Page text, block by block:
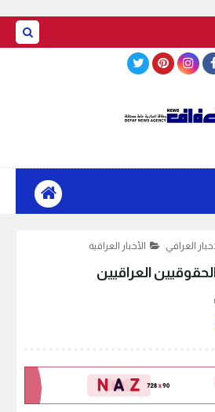
العراقي الأخبار العراقية
العراقيين